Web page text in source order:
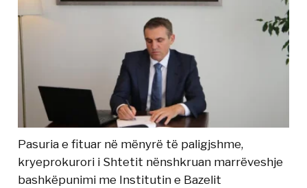
Pasuria e fituar në mënyrë të paligjshme,
kryeprokurori i Shtetit nënshkruan marrëveshje
bashkëpunimi me Institutin e Bazelit